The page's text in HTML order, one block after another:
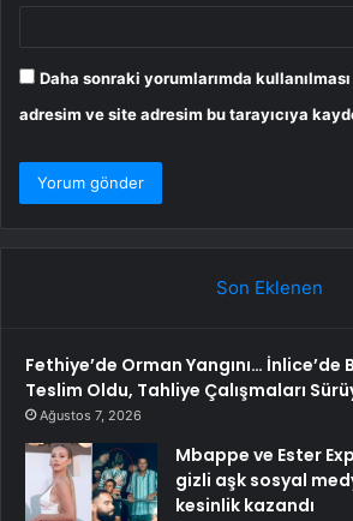
Daha sonraki yorumlarımda
adresim ve site adresim bu tarayıcıya
Son Eklenen
Fethiye’de Orman Yangını… İnlice’de
Teslim Oldu, Tahliye Çalışmaları
Ağustos 7, 2026
Mbappe ve Ester
gizli aşk sosyal
kesinlik kazandı